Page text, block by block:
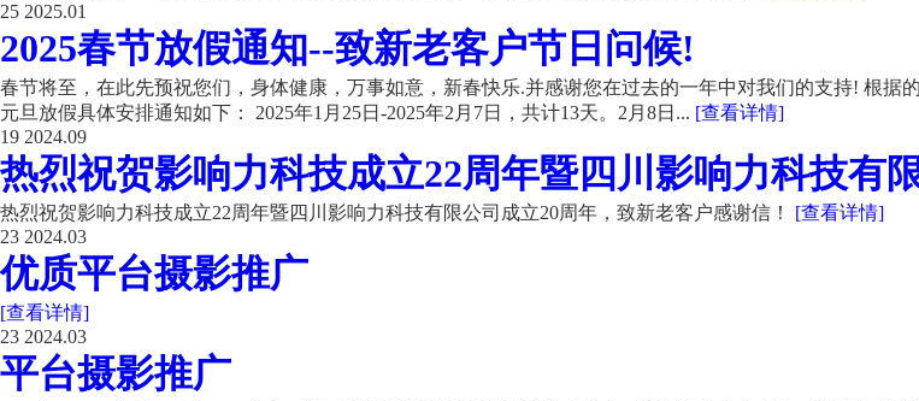
25 2025.01
2025春节放假通知--致新老客户节日问候!
春节将至，在此先预祝您们，身体健康，万事如意，新春快乐.并感谢您在过去的一年中对我们的支持! 根
元旦放假具体安排通知如下： 2025年1月25日-2025年2月7日，共计13天。2月8日... [查看详情]
19 2024.09
热烈祝贺影响力科技成立22周年暨四川影响力科技有
热烈祝贺影响力科技成立22周年暨四川影响力科技有限公司成立20周年，致新老客户感谢信！ [查看详情]
23 2024.03
优质平台摄影推广
[查看详情]
23 2024.03
平台摄影推广